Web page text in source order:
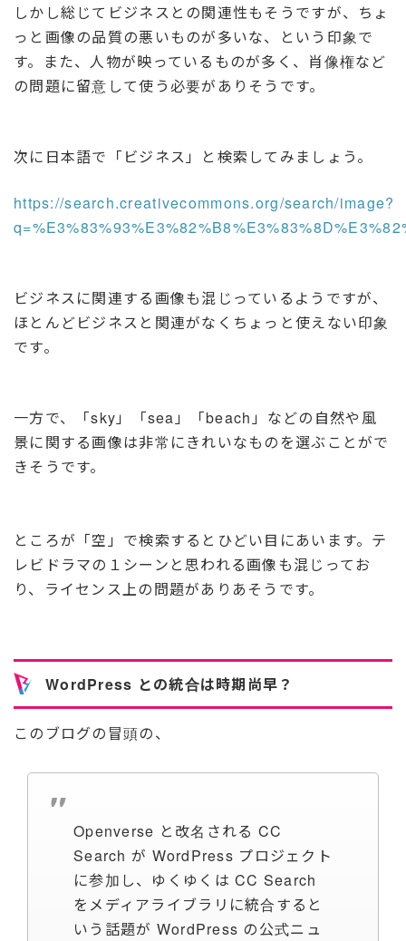
しかし総じてビジネスとの関連性もそうですが、ちょ
っと画像の品質の悪いものが多いな、という印象で
す。また、人物が映っているものが多く、肖像権など
の問題に留意して使う必要がありそうです。
次に日本語で「ビジネス」と検索してみましょう。
https://search.creativecommons.org/search/image?
ビジネスに関連する画像も混じっているようですが、
ほとんどビジネスと関連がなくちょっと使えない印象
です。
一方で、「sky」「sea」「beach」などの自然や風
景に関する画像は非常にきれいなものを選ぶことがで
きそうです。
ところが「空」で検索するとひどい目にあいます。テ
レビドラマの１シーンと思われる画像も混じってお
り、ライセンス上の問題がありあそうです。
WordPress との統合は時期尚早？
このブログの冒頭の、
Openverse と改名される CC
Search が WordPress プロジェクト
に参加し、ゆくゆくは CC Search
をメディアライブラリに統合すると
いう話題が WordPress の公式ニュ